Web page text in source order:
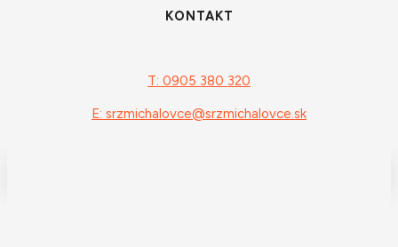
KONTAKT
T: 0905 380 320
E: srzmichalovce@srzmichalovce.sk